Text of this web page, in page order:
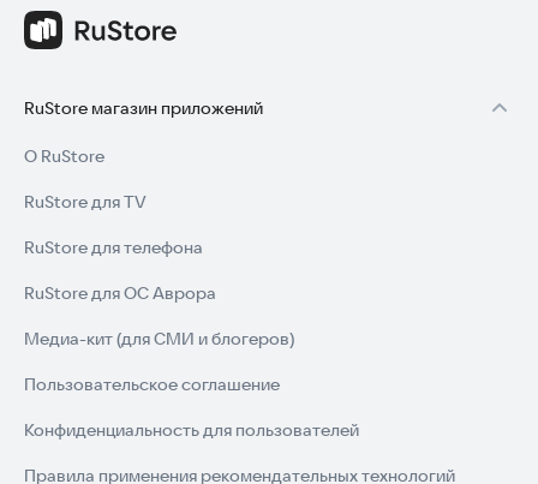
RuStore магазин приложений
О RuStore
RuStore для TV
RuStore для телефона
RuStore для ОС Аврора
Медиа-кит (для СМИ и блогеров)
Пользовательское соглашение
Конфиденциальность для пользователей
Правила применения рекомендательных технологий